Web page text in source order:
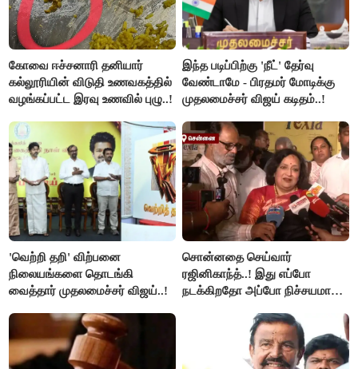
கோவை ஈச்சனாரி தனியார்
கல்லூரியின் விடுதி உணவகத்தில்
வழங்கப்பட்ட இரவு உணவில் புழு..!
இந்த படிப்பிற்கு 'நீட்' தேர்வு
வேண்டாமே - பிரதமர் மோடிக்கு
முதலமைச்சர் விஜய் கடிதம்..!
'வெற்றி தறி' விற்பனை
நிலையங்களை தொடங்கி
வைத்தார் முதலமைச்சர் விஜய்..!
சொன்னதை செய்வார்
ரஜினிகாந்த்..! இது எப்போ
நடக்கிறதோ அப்போ நிச்சயமாக
ரஜினிகாந்த்..!